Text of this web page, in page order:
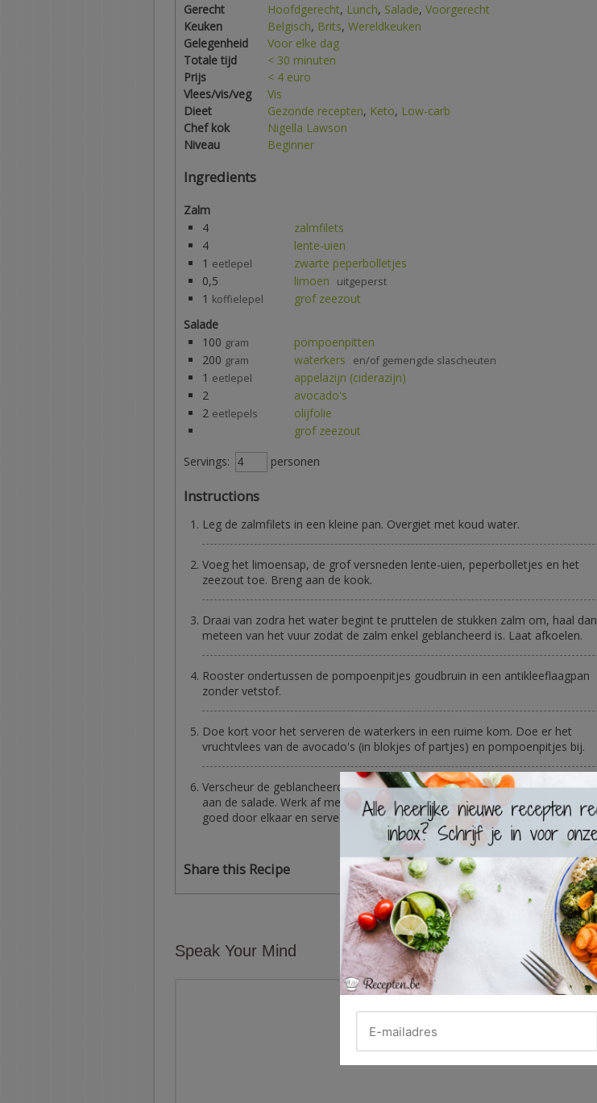
Gerecht Hoofdgerecht, Lunch, Salade, Voorgerecht
Keuken
Belgisch, Brits, Wereldkeuken
Gelegenheid
Voor elke dag
Totale tijd
< 30 minuten
Prijs
< 4 euro
Vlees/vis/veg
Vis
Dieet
Gezonde recepten, Keto, Low-carb
Chef kok
Nigella Lawson
Niveau
Beginner
Ingredients
Zalm
4
zalmfilets
4
lente-uien
1 eetlepel
zwarte peperbolletjes
0,5
limoen uitgeperst
1 koffielepel
grof zeezout
Salade
100 gram
pompoenpitten
200 gram waterkers en/of gemengde slascheuten
1 eetlepel
appelazijn (ciderazijn)
2
avocado's
2 eetlepels
olijfolie
grof zeezout
Servings:
personen
Instructions
Leg de zalmfilets in een kleine pan. Overgiet met koud water.
Voeg het limoensap, de grof versneden lente-uien, peperbolletjes en het
zeezout toe. Breng aan de kook.
Draai van zodra het water begint te pruttelen de stukken zalm om, haal dan
meteen van het vuur zodat de zalm enkel geblancheerd is. Laat afkoelen.
Rooster ondertussen de pompoenpitjes goudbruin in een antikleeflaagpan
zonder vetstof.
Doe kort voor het serveren de waterkers in een ruime kom. Doe er het
vruchtvlees van de avocado's (in blokjes of partjes) en pompoenpitjes bij.
Verscheur de geblancheerde zalmfilets in nonchalante stukken en voeg toe
aan de salade. Werk af met ciderazijn, olijfolie en zout naar wens. Schud
goed door elkaar en serveer. Smakelijk!
Share this Recipe
Speak Your Mind